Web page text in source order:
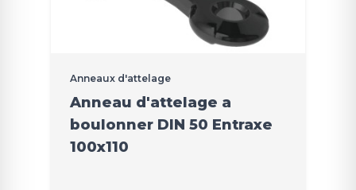
Anneaux d'attelage
Anneau d'attelage a
boulonner DIN 50 Entraxe
100x110